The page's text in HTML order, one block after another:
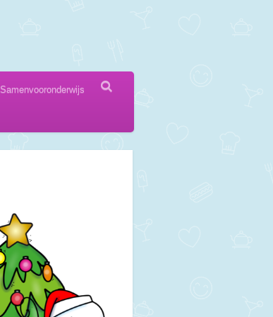
Samenvooronderwijs